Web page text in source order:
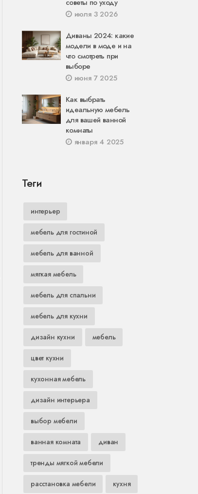
советы по уходу
июля 3 2026
Диваны 2024: какие
модели в моде и на
что смотреть при
выборе
июня 7 2025
Как выбрать
идеальную мебель
для вашей ванной
комнаты
января 4 2025
Теги
интерьер
мебель для гостиной
мебель для ванной
мягкая мебель
мебель для спальни
мебель для кухни
дизайн кухни мебель
цвет кухни
кухонная мебель
дизайн интерьера
выбор мебели
ванная комната диван
тренды мягкой мебели
расстановка мебели кухня